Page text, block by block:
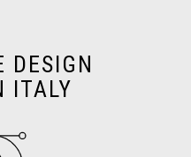
DESIGN
ITALY